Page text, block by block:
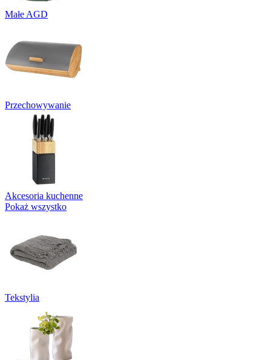
Małe AGD
Przechowywanie
Akcesoria kuchenne
Pokaż wszystko
Tekstylia